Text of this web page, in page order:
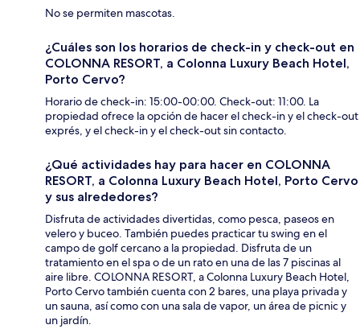
No se permiten mascotas.
¿Cuáles son los horarios de check-in y check-out en
COLONNA RESORT, a Colonna Luxury Beach Hotel,
Porto Cervo?
Horario de check-in: 15:00-00:00. Check-out: 11:00. La
propiedad ofrece la opción de hacer el check-in y el check-out
exprés, y el check-in y el check-out sin contacto.
¿Qué actividades hay para hacer en COLONNA
RESORT, a Colonna Luxury Beach Hotel, Porto Cervo
y sus alrededores?
Disfruta de actividades divertidas, como pesca, paseos en
velero y buceo. También puedes practicar tu swing en el
campo de golf cercano a la propiedad. Disfruta de un
tratamiento en el spa o de un rato en una de las 7 piscinas al
aire libre. COLONNA RESORT, a Colonna Luxury Beach Hotel,
Porto Cervo también cuenta con 2 bares, una playa privada y
un sauna, así como con una sala de vapor, un área de picnic y
un jardín.